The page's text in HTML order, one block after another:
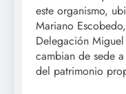
este organismo,
Mariano
Delegación
cambian de sede
del patrimonio